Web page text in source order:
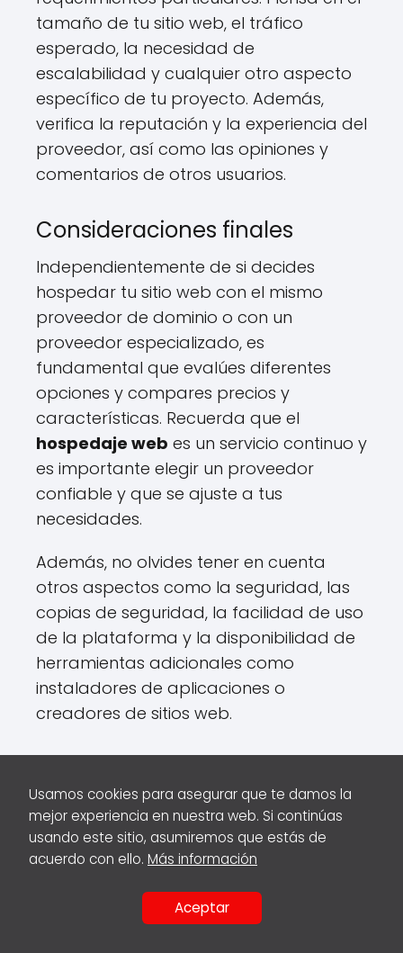
tamaño de tu sitio web, el tráfico
esperado, la necesidad de
escalabilidad y cualquier otro aspecto
específico de tu proyecto. Además,
verifica la reputación y la experiencia del
proveedor, así como las opiniones y
comentarios de otros usuarios.
Consideraciones finales
Independientemente de si decides
hospedar tu sitio web con el mismo
proveedor de dominio o con un
proveedor especializado, es
fundamental que evalúes diferentes
opciones y compares precios y
características. Recuerda que el
hospedaje web es un servicio continuo y
es importante elegir un proveedor
confiable y que se ajuste a tus
necesidades.
Además, no olvides tener en cuenta
otros aspectos como la seguridad, las
copias de seguridad, la facilidad de uso
de la plataforma y la disponibilidad de
herramientas adicionales como
instaladores de aplicaciones o
creadores de sitios web.
el servicio de hospedaje
web contratado
Una vez que hayas contratado el
hospedaje web
Usamos cookies para asegurar que te damos la
mejor experiencia en nuestra web. Si continúas
usando este sitio, asumiremos que estás de
acuerdo con ello. Más información
Aceptar